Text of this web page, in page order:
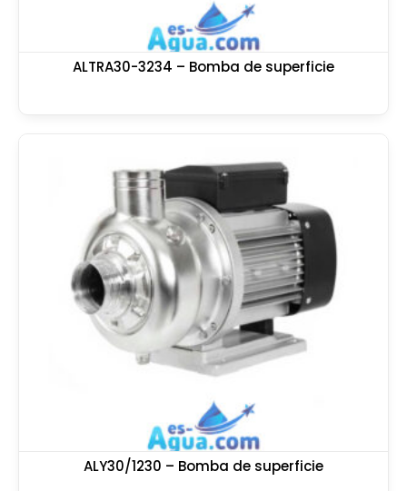
ALTRA30-3234 – Bomba de superficie
ALY30/1230 – Bomba de superficie